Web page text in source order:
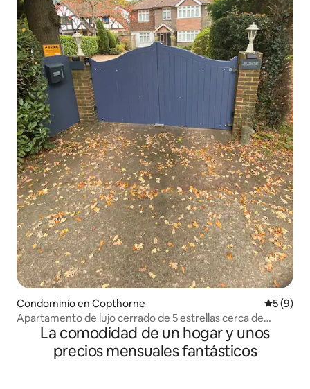
Condominio en Copthorne
5 (9)
Apartamento de lujo cerrado de 5 estrellas cerca de
Londres Gatwick.
La comodidad de un hogar y unos
precios mensuales fantásticos